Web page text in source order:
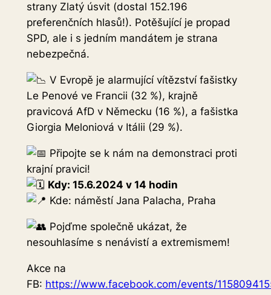
strany Zlatý úsvit (dostal 152.196
preferenčních hlasů!). Potěšující je propad
SPD, ale i s jedním mandátem je strana
nebezpečná.
V Evropě je alarmující vítězství fašistky
Le Penové ve Francii (32 %), krajně
pravicová AfD v Německu (16 %), a fašistka
Giorgia Meloniová v Itálii (29 %).
Připojte se k nám na demonstraci proti
krajní pravici!
Kdy: 15.6.2024 v 14 hodin
Kde: náměstí Jana Palacha, Praha
Pojďme společně ukázat, že
nesouhlasíme s nenávistí a extremismem!
Akce na
FB: https://www.facebook.com/events/